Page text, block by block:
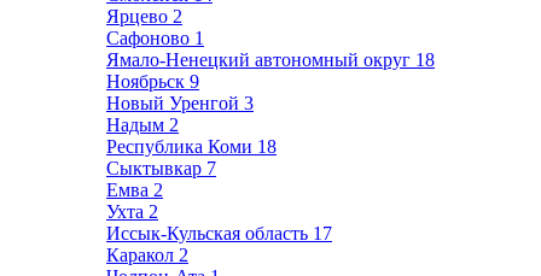
Ярцево 2
Сафоново 1
Ямало-Ненецкий автономный округ 18
Ноябрьск 9
Новый Уренгой 3
Надым 2
Республика Коми 18
Сыктывкар 7
Емва 2
Ухта 2
Иссык-Кульская область 17
Каракол 2